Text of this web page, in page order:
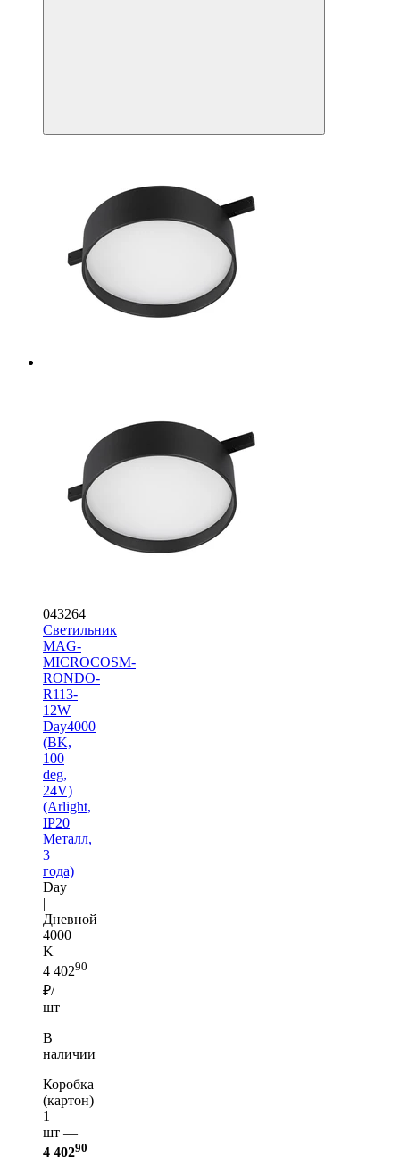
043264
Светильник
MAG-
MICROCOSM-
RONDO-
R113-
12W
Day4000
(BK,
100
deg,
24V)
(Arlight,
IP20
Металл,
3
года)
Day
|
Дневной
4000
K
4 40290
₽/
шт
В
наличии
Коробка
(картон)
1
шт —
4 40290